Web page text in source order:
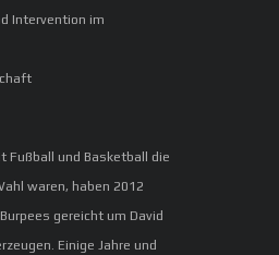
Intervention im
Fußball und Basketball die
waren, haben 2012
gereicht um David
Einige Jahre und